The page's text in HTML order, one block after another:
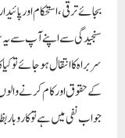
بجائے ترقی، استحکام اور
سنجیدگی سے اپنے آپ سے
سربراہ کا انتقال ہو جائے
کے حقوق اور کام کرنے
جواب نفی میں ہے تو